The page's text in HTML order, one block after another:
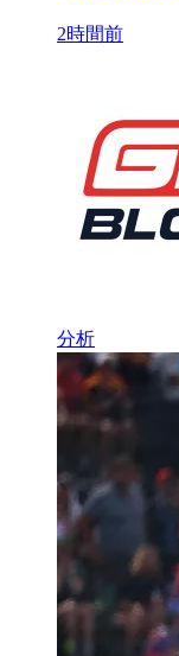
2時間前
分析